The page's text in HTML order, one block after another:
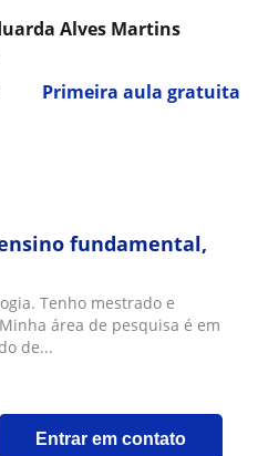
Primeira aula gratuita
Alves Martins
fundamental,
Tenho mestrado e
área de pesquisa é em
de...
Entrar em contato